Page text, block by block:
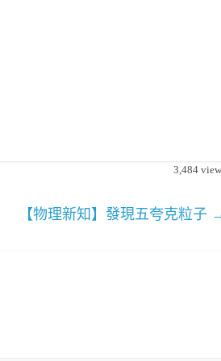
3,484
【物理新知】發現五夸克粒子